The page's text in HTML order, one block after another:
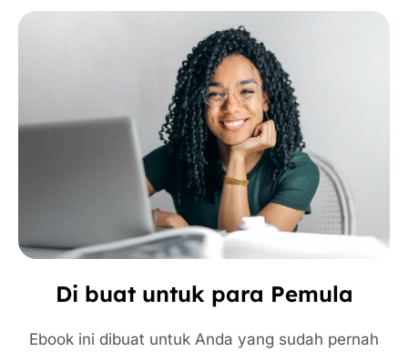
Di buat untuk para Pemula
Ebook ini dibuat untuk Anda yang sudah pernah